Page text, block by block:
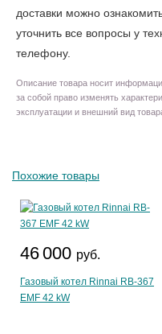
доставки можно
уточнить все вопросы у
телефону.
Описание товара носит
за собой право изменять
эксплуатации и внешний вид
Похожие товары
46 000 руб.
Газовый котел Rinnai RB-367
EMF 42 kW